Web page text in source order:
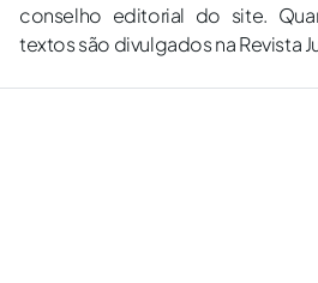
conselho editorial do site.
textos são divulgados na Revista